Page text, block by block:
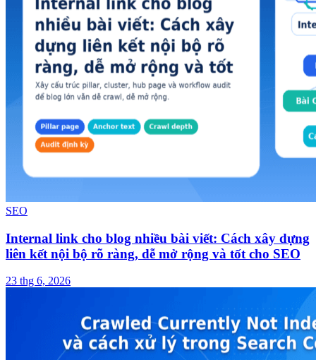
SEO
Internal link cho blog nhiều bài viết: Cách xây dựng
liên kết nội bộ rõ ràng, dễ mở rộng và tốt cho SEO
23 thg 6, 2026